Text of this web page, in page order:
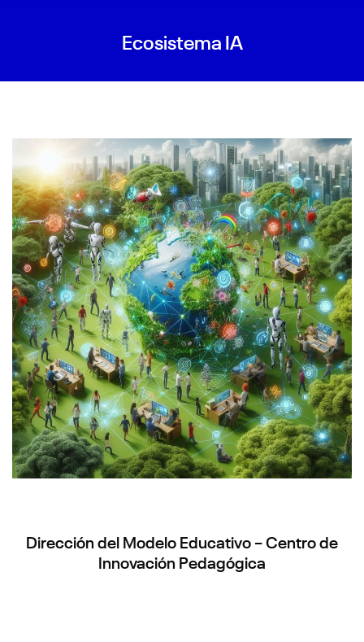
Ecosistema IA
Dirección del Modelo Educativo – Centro de
Innovación Pedagógica